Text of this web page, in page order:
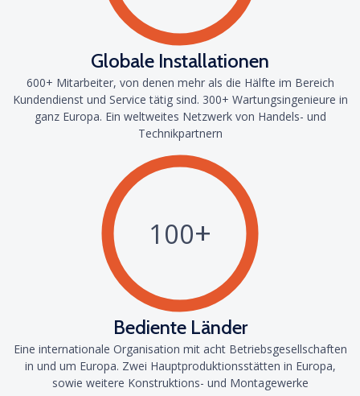
Globale Installationen
600+ Mitarbeiter, von denen mehr als die Hälfte im Bereich
Kundendienst und Service tätig sind. 300+ Wartungsingenieure in
ganz Europa. Ein weltweites Netzwerk von Handels- und
Technikpartnern
100+
Bediente Länder
Eine internationale Organisation mit acht Betriebsgesellschaften
in und um Europa. Zwei Hauptproduktionsstätten in Europa,
sowie weitere Konstruktions- und Montagewerke